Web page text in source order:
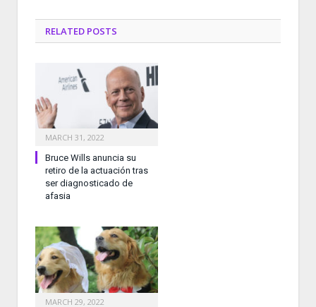
RELATED POSTS
MARCH 31, 2022
Bruce Wills anuncia su
retiro de la actuación tras
ser diagnosticado de
afasia
MARCH 29, 2022